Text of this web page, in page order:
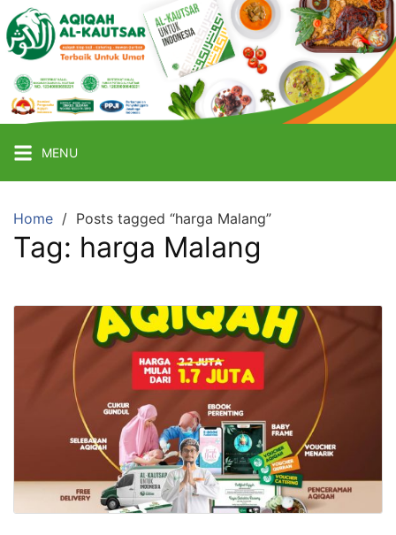
Skip
to
content
Aqiqah
Malang
Terbaik
Termurah
&
Terpercaya
MENU
Home Posts tagged “harga Malang”
Tag: harga Malang